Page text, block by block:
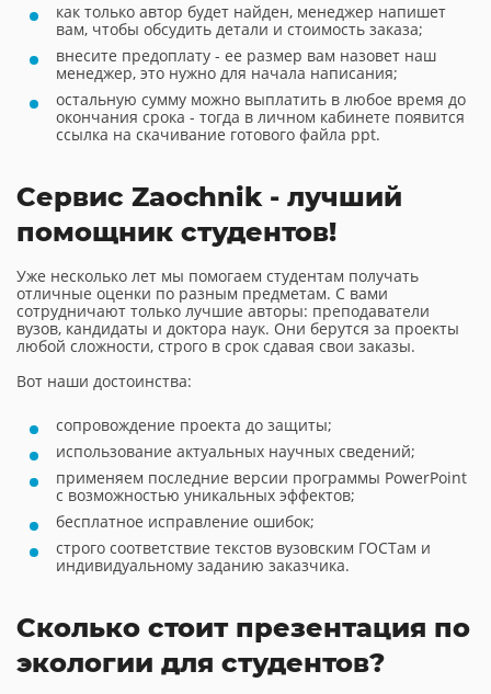
как только автор будет найден, менеджер напишет
вам, чтобы обсудить детали и стоимость заказа;
внесите предоплату - ее размер вам назовет наш
менеджер, это нужно для начала написания;
остальную сумму можно выплатить в любое время до
окончания срока - тогда в личном кабинете появится
ссылка на скачивание готового файла ppt.
Сервис Zaochnik - лучший
помощник студентов!
Уже несколько лет мы помогаем студентам получать
отличные оценки по разным предметам. С вами
сотрудничают только лучшие авторы: преподаватели
вузов, кандидаты и доктора наук. Они берутся за проекты
любой сложности, строго в срок сдавая свои заказы.
Вот наши достоинства:
сопровождение проекта до защиты;
использование актуальных научных сведений;
применяем последние версии программы PowerPoint
с возможностью уникальных эффектов;
бесплатное исправление ошибок;
строго соответствие текстов вузовским ГОСТам и
индивидуальному заданию заказчика.
Сколько стоит презентация по
экологии для студентов?